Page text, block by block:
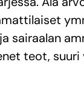
sairaalan
teot, suuri